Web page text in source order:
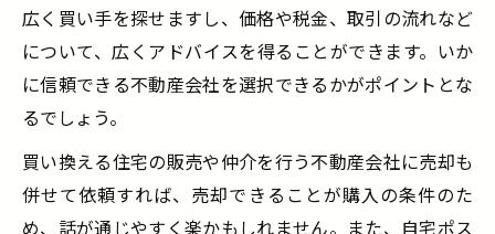
広く買い手を探せますし、価格や税金、取引の流れなど
について、広くアドバイスを得ることができます。いか
に信頼できる不動産会社を選択できるかがポイントとな
るでしょう。
買い換える住宅の販売や仲介を行う不動産会社に売却も
併せて依頼すれば、売却できることが購入の条件のた
め、話が通じやすく楽かもしれません。また、自宅ポス